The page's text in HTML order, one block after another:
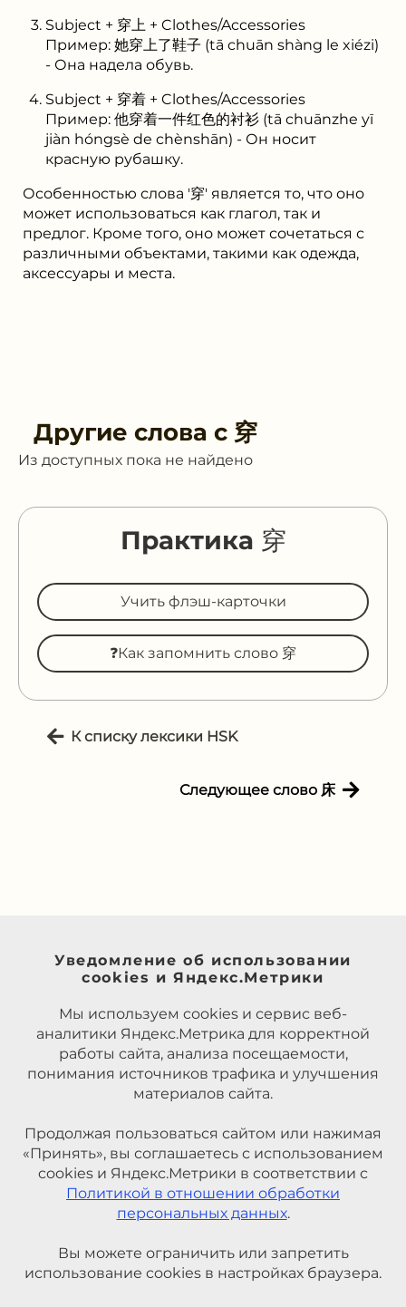
Subject + 穿上 + Clothes/Accessories
Пример: 她穿上了鞋子 (tā chuān shàng le xiézi)
- Она надела обувь.
Subject + 穿着 + Clothes/Accessories
Пример: 他穿着一件红色的衬衫 (tā chuānzhe yī
jiàn hóngsè de chènshān) - Он носит
красную рубашку.
Особенностью слова '穿' является то, что оно
может использоваться как глагол, так и
предлог. Кроме того, оно может сочетаться с
различными объектами, такими как одежда,
аксессуары и места.
Другие слова с 穿
Из доступных пока не найдено
Практика 穿
Учить флэш-карточки
❓Как запомнить слово 穿
К списку лексики HSK
Следующее слово 床
Уведомление об использовании
cookies и Яндекс.Метрики
Мы используем cookies и сервис веб-
аналитики Яндекс.Метрика для корректной
работы сайта, анализа посещаемости,
понимания источников трафика и улучшения
материалов сайта.
Продолжая пользоваться сайтом или нажимая
«Принять», вы соглашаетесь с использованием
cookies и Яндекс.Метрики в соответствии с
Политикой в отношении обработки
персональных данных.
Вы можете ограничить или запретить
использование cookies в настройках браузера.